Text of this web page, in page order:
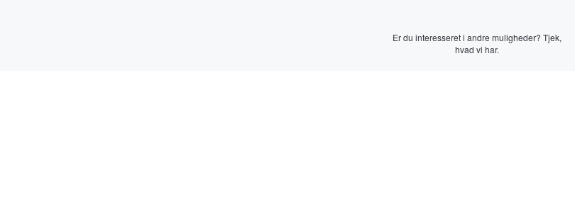
Er du interesseret i andre muligheder? Tjek,
hvad vi har.